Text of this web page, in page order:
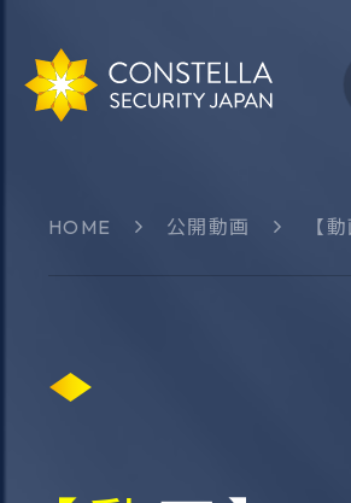
HOME 公開動画 【